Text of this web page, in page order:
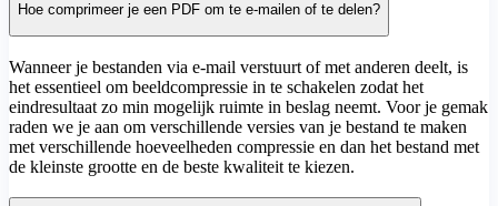
Hoe comprimeer je een PDF om te e-mailen of te delen?
Wanneer je bestanden via e-mail verstuurt of met anderen deelt, is
het essentieel om beeldcompressie in te schakelen zodat het
eindresultaat zo min mogelijk ruimte in beslag neemt. Voor je gemak
raden we je aan om verschillende versies van je bestand te maken
met verschillende hoeveelheden compressie en dan het bestand met
de kleinste grootte en de beste kwaliteit te kiezen.